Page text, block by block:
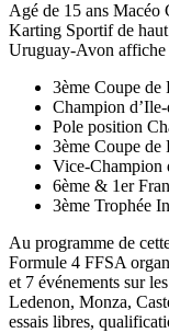
Agé de 15 ans Macéo
Karting Sportif de
Uruguay-Avon affiche
3ème Coupe
Champion
Pole position
3ème Coupe de
Vice-Champion
6ème & 1er
3ème Trophée
Au programme de
Formule 4 FFSA
et 7 événements sur
Ledenon, Monza,
essais libres,